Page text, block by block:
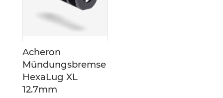
Acheron
Mündungsbremse
HexaLug XL
12.7mm